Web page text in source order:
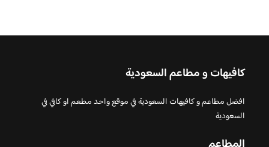
كافيهات و مطاعم السعودية
افضل مطاعم و كافيهات السعودية في موقع واحد مطعم او كافي في
السعودية